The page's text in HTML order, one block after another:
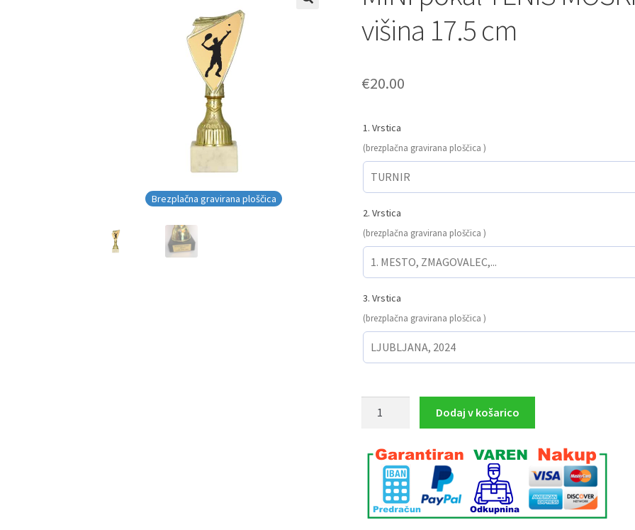
Brezplačna gravirana ploščica
višina 17.5 cm
€20.00
1. Vrstica
(brezplačna gravirana ploščica )
2. Vrstica
(brezplačna gravirana ploščica )
3. Vrstica
(brezplačna gravirana ploščica )
MOŠKI
višina
cm
Dodaj v košarico